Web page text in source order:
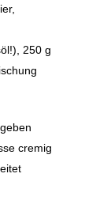
250 g
cremig